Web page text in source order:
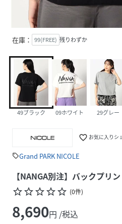
在庫： 99(FREE) 残りわずか
49ブラック 09ホワイト 29グレー
favorite_border お気に入りシ
sellGrand PARK NICOLE
【NANGA別注】バックプリ
star_borderstar_borderstar_borderstar_borderstar_border (0件)
8,690円 /税込